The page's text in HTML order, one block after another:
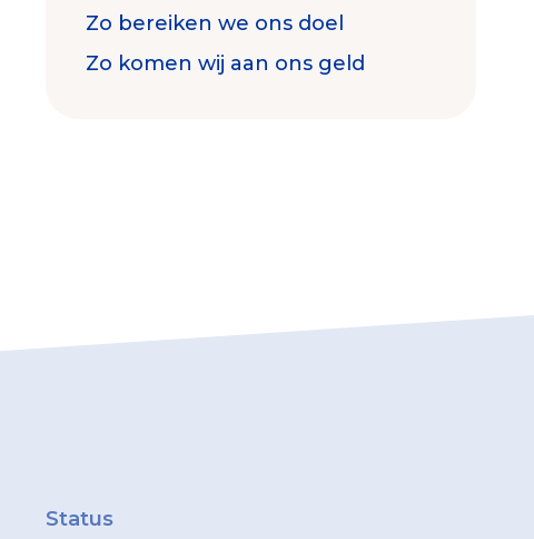
Check keurmerk goede doelen
Zo bereiken we ons doel
Zo komen wij aan ons geld
Status